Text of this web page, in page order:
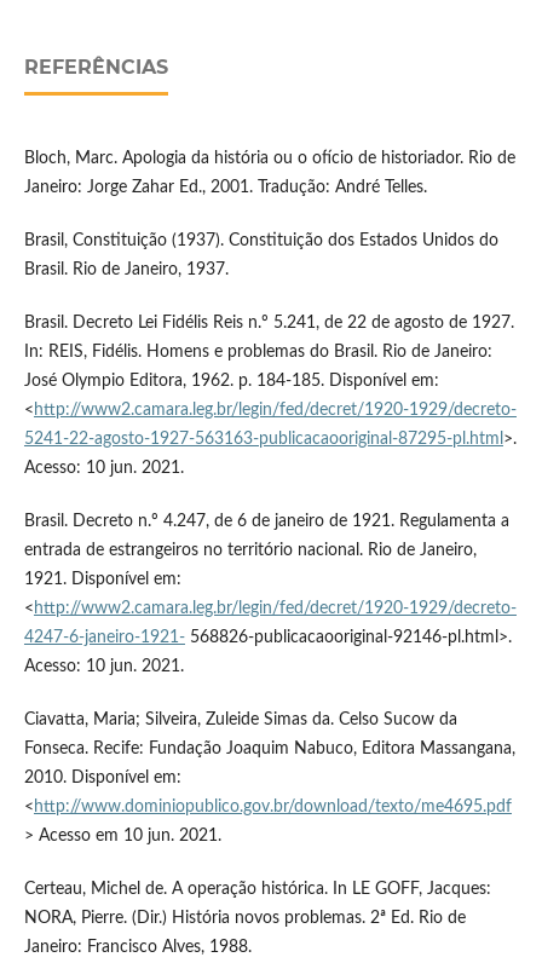
REFERÊNCIAS
Bloch, Marc. Apologia da história ou o ofício de historiador. Rio de
Janeiro: Jorge Zahar Ed., 2001. Tradução: André Telles.
Brasil, Constituição (1937). Constituição dos Estados Unidos do
Brasil. Rio de Janeiro, 1937.
Brasil. Decreto Lei Fidélis Reis n.º 5.241, de 22 de agosto de 1927.
In: REIS, Fidélis. Homens e problemas do Brasil. Rio de Janeiro:
José Olympio Editora, 1962. p. 184-185. Disponível em:
< http://www2.camara.leg.br/legin/fed/decret/1920-1929/decreto-
5241-22-agosto-1927-563163-publicacaooriginal-87295-pl.html >.
Acesso: 10 jun. 2021.
Brasil. Decreto n.º 4.247, de 6 de janeiro de 1921. Regulamenta a
entrada de estrangeiros no território nacional. Rio de Janeiro,
1921. Disponível em:
< http://www2.camara.leg.br/legin/fed/decret/1920-1929/decreto-
4247-6-janeiro-1921-568826-publicacaooriginal-92146-pl.html>.
Acesso: 10 jun. 2021.
Ciavatta, Maria; Silveira, Zuleide Simas da. Celso Sucow da
Fonseca. Recife: Fundação Joaquim Nabuco, Editora Massangana,
2010. Disponível em:
< http://www.dominiopublico.gov.br/download/texto/me4695.pdf
> Acesso em 10 jun. 2021.
Certeau, Michel de. A operação histórica. In LE GOFF, Jacques:
NORA, Pierre. (Dir.) História novos problemas. 2ª Ed. Rio de
Janeiro: Francisco Alves, 1988.